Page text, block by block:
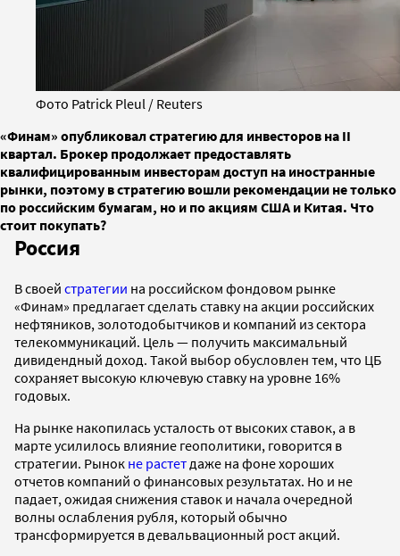
Фото Patrick Pleul / Reuters
«Финам» опубликовал стратегию для инвесторов на II
квартал. Брокер продолжает предоставлять
квалифицированным инвесторам доступ на иностранные
рынки, поэтому в стратегию вошли рекомендации не только
по российским бумагам, но и по акциям США и Китая. Что
стоит покупать?
Россия
В своей стратегии на российском фондовом рынке
«Финам» предлагает сделать ставку на акции российских
нефтяников, золотодобытчиков и компаний из сектора
телекоммуникаций. Цель — получить максимальный
дивидендный доход. Такой выбор обусловлен тем, что ЦБ
сохраняет высокую ключевую ставку на уровне 16%
годовых.
На рынке накопилась усталость от высоких ставок, а в
марте усилилось влияние геополитики, говорится в
стратегии. Рынок не растет даже на фоне хороших
отчетов компаний о финансовых результатах. Но и не
падает, ожидая снижения ставок и начала очередной
волны ослабления рубля, который обычно
трансформируется в девальвационный рост акций.